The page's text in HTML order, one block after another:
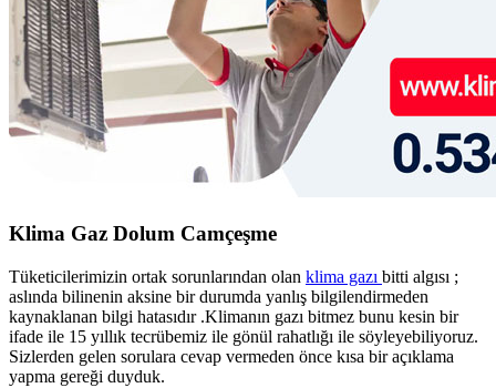
Klima Gaz Dolum Camçeşme
Tüketicilerimizin ortak sorunlarından olan klima gazı bitti algısı ;
aslında bilinenin aksine bir durumda yanlış bilgilendirmeden
kaynaklanan bilgi hatasıdır .Klimanın gazı bitmez bunu kesin bir
ifade ile 15 yıllık tecrübemiz ile gönül rahatlığı ile söyleyebiliyoruz.
Sizlerden gelen sorulara cevap vermeden önce kısa bir açıklama
yapma gereği duyduk.